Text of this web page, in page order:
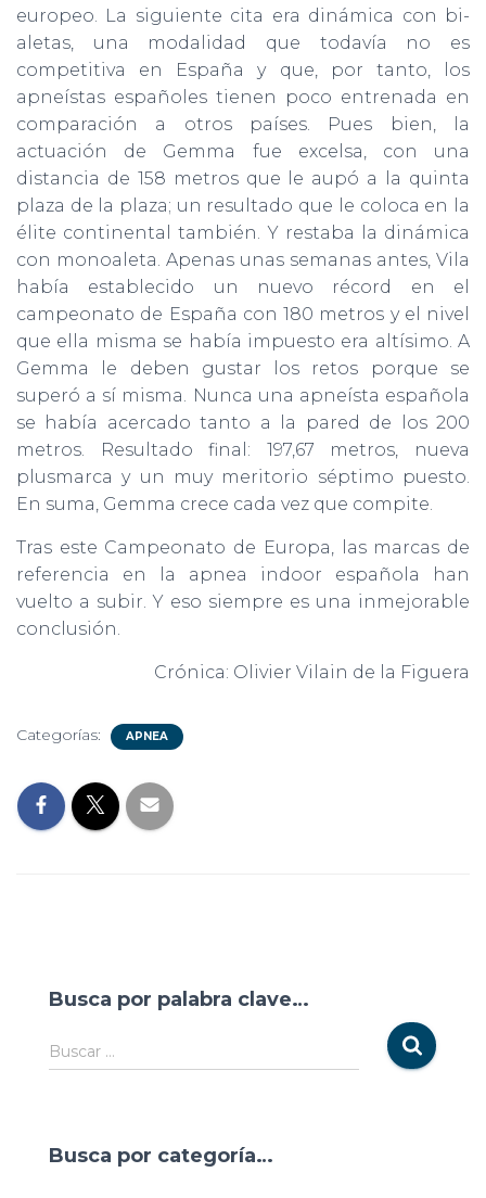
europeo. La siguiente cita era dinámica con bi-
aletas, una modalidad que todavía no es
competitiva en España y que, por tanto, los
apneístas españoles tienen poco entrenada en
comparación a otros países. Pues bien, la
actuación de Gemma fue excelsa, con una
distancia de 158 metros que le aupó a la quinta
plaza de la plaza; un resultado que le coloca en la
élite continental también. Y restaba la dinámica
con monoaleta. Apenas unas semanas antes, Vila
había establecido un nuevo récord en el
campeonato de España con 180 metros y el nivel
que ella misma se había impuesto era altísimo. A
Gemma le deben gustar los retos porque se
superó a sí misma. Nunca una apneísta española
se había acercado tanto a la pared de los 200
metros. Resultado final: 197,67 metros, nueva
plusmarca y un muy meritorio séptimo puesto.
En suma, Gemma crece cada vez que compite.
Tras este Campeonato de Europa, las marcas de
referencia en la apnea indoor española han
vuelto a subir. Y eso siempre es una inmejorable
conclusión.
Crónica: Olivier Vilain de la Figuera
Categorías: APNEA
Busca por palabra clave…
Buscar …
Busca por categoría…